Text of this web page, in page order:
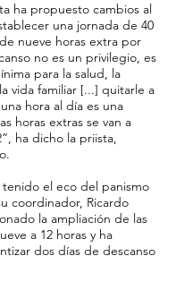
ha propuesto cambios al
una jornada de 40
nueve horas extra por
no es un privilegio, es
para la salud, la
vida familiar [...] quitarle a
hora al día es una
horas extras se van a
ha dicho la priista,
el eco del panismo
coordinador, Ricardo
la ampliación de las
a 12 horas y ha
dos días de descanso